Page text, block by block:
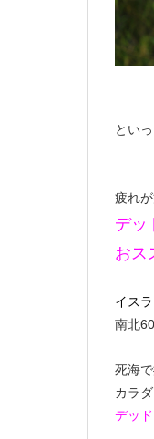
とい
疲れ
デッ
お
イス
南北
死海
カラ
デッ